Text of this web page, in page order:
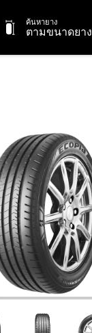
ค้นหายาง
ตามขนาดยาง